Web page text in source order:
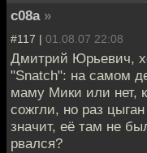
c08a »
#117 | 01.08.07 22:08
Дмитрий Юрьевич,
"Snatch": на самом
маму Мики или нет,
сожгли, но раз
значит, её там не
рвался?